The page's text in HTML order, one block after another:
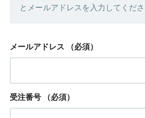
とメールアドレスを入力してくださ
メールアドレス （必須）
受注番号 （必須）